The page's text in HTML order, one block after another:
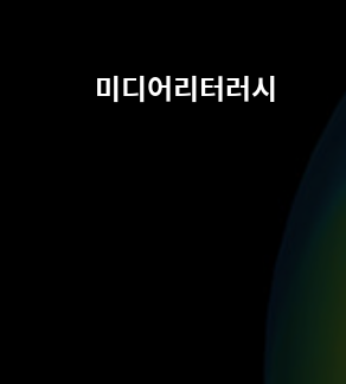
미디어리터러시